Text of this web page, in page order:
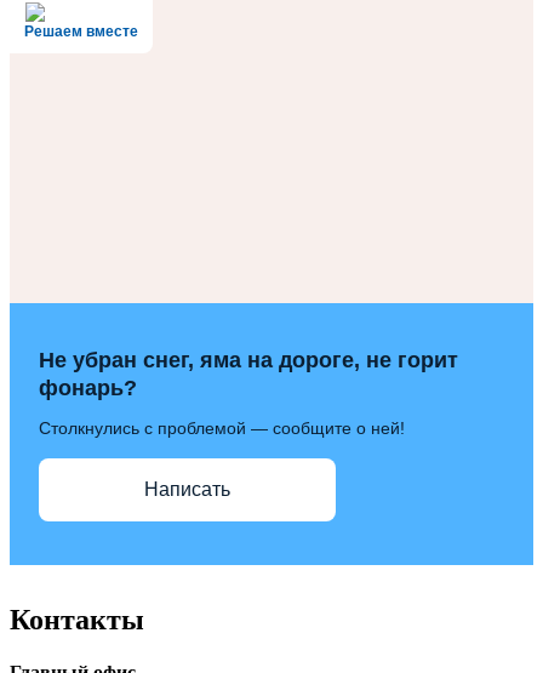
Решаем вместе
Не убран снег, яма на дороге, не горит
фонарь?
Столкнулись с проблемой — сообщите о ней!
Написать
Контакты